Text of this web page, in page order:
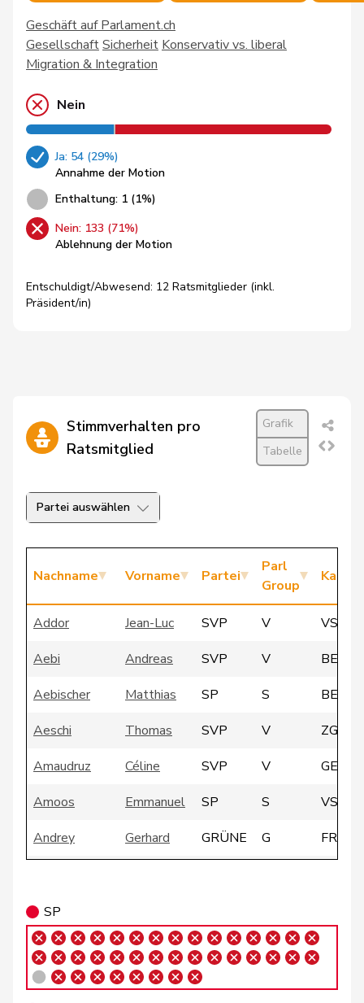
Geschäft auf Parlament.ch
GesellschaftSicherheit Konservativ vs. liberal
Migration & Integration
Nein
Ja: 54 (29%)
Annahme der Motion
Enthaltung: 1 (1%)
Nein: 133 (71%)
Ablehnung der Motion
Entschuldigt/Abwesend: 12 Ratsmitglieder (inkl.
Präsident/in)
Stimmverhalten pro
Ratsmitglied
Grafik
Tabelle
Partei auswählen
Nachname Vorname Partei
Parl
Group
Addor Jean-Luc SVP V
VS
Aebi
Andreas SVP V
BE
Aebischer
Matthias SP S
BE
Aeschi
Thomas SVP V
ZG
Amaudruz
Céline SVP V
GE
Amoos
Emmanuel SP S
VS
Andrey
Gerhard GRÜNE G
FR
Badertscher
Badran
Jacqueline SP S
Barrile
Angelo SP
SP